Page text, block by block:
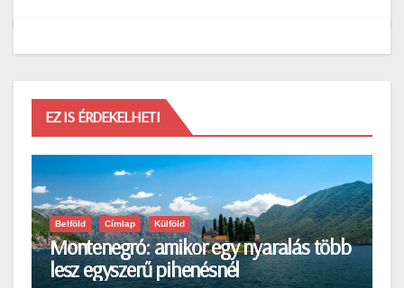
EZ IS ÉRDEKELHETI
Belföld Címlap Külföld
Montenegró: amikor egy nyaralás több
lesz egyszerű pihenésnél